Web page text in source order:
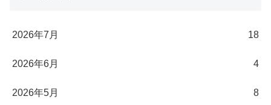
2026年7月 18
2026年6月 4
2026年5月 8